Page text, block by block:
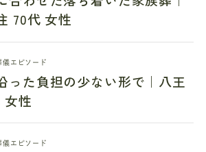
70代 女性
儀エピソード
った負担の少ない形で｜八王
女性
儀エピソード